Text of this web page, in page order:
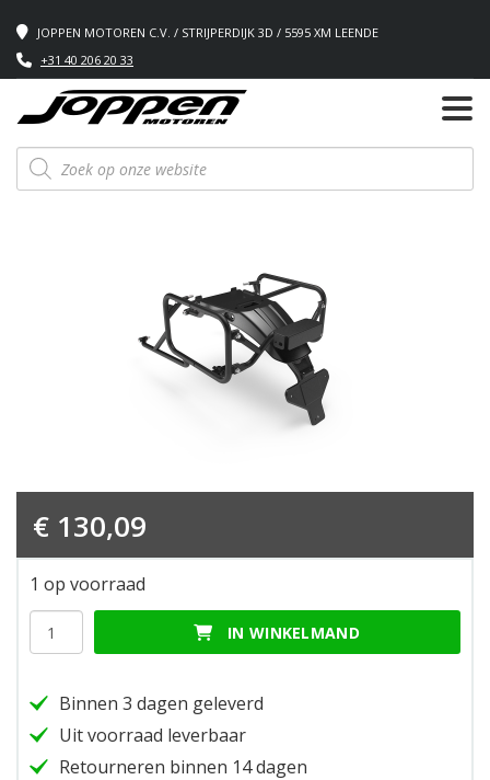
JOPPEN MOTOREN C.V. / STRIJPERDIJK 3D / 5595 XM LEENDE
+31 40 206 20 33
Producten
zoeken
€ 130,09
1 op voorraad
Black
adventure
hoeveelheid
IN WINKELMAND
Binnen 3 dagen geleverd
Uit voorraad leverbaar
Retourneren binnen 14 dagen